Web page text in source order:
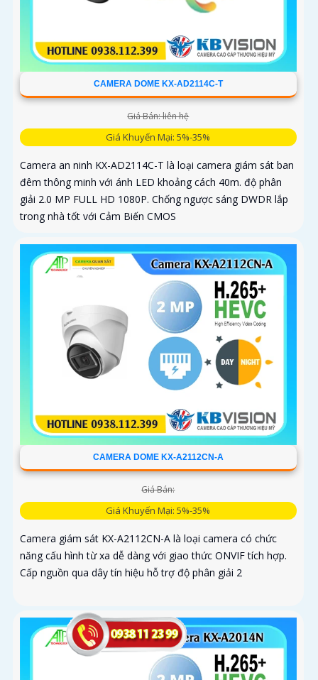
CAMERA DOME KX-AD2114C-T
Giá Bán: liên hệ
Giá Khuyến Mại: 5%-35%
Camera an ninh KX-AD2114C-T là loại camera giám sát ban
đêm thông minh với ánh LED khoảng cách 40m. độ phân
giải 2.0 MP FULL HD 1080P. Chống ngược sáng DWDR lắp
trong nhà tốt với Cảm Biến CMOS
CAMERA DOME KX-A2112CN-A
Giá Bán:
Giá Khuyến Mại: 5%-35%
Camera giám sát KX-A2112CN-A là loại camera có chức
năng cấu hình từ xa dễ dàng với giao thức ONVIF tích hợp.
Cấp nguồn qua dây tín hiệu hỗ trợ độ phân giải 2